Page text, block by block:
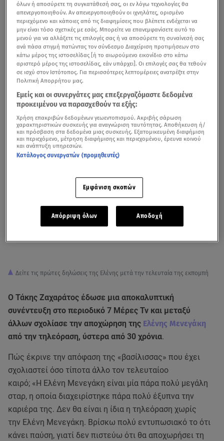
Δείτε τις πρώτες δηλώσεις της Ελένης μετά την τελευταία της εκπομπή
Ο Τάκης Ζαχαράτος έδωσε μια αποκαλυπτική
συνέντευξη στο περιοδικό 7 Μέρες Tv και μεταξύ
άλλων σχολίασε την αποχώρηση της Ελένης Μενεγάκη
από την τηλεόραση, ύστερα από 30 χρόνια.
Πώς έκρινε την απόφαση της «βασίλισσας» που έχει
σχολιαστεί όσο τίποτα άλλο τον τελευταίοο
καιρό; «Η Ελένη Μενεγάκη είναι μία πάρα πολύ μεγάλη
σταρ, η οποία διαχειρίστηκε πάρα πολύ έξυπνα την
καριέρα της. Δεν θα είναι η ίδια η τηλεόραση χωρίς
την Ελένη Μενεγάκη. Βρίσκω πολύ εντυπωσιακό το ότι
κάνει παύση, γιατί δεν πιστεύω ότι θα αποχωρήσει τη
όλων ή αποσύρετε τη συγκατάθεσή σας, οι εν λόγω τεχνολογίες θα
απενεργοποιηθούν. Αν απενεργοποιηθούν οι ιχνηλάτες, ορισμένο
περιεχόμενο και κάποιες από τις διαφημίσεις που βλέπετε ενδέχεται να
μην είναι τόσο σχετικές με εσάς. Μπορείτε να επανεμφανίσετε αυτό το
μενού για να αλλάξετε τις επιλογές σας ή να αποσύρετε τη συναίνεσή σας
ανά πάσα στιγμή πατώντας τον σύνδεσμο Διαχείριση προτιμήσεων στο
κάτω μέρος της ιστοσελίδας [ή το αιωρούμενο εικονίδιο στο κάτω
αριστερό μέρος της ιστοσελίδας, εάν υπάρχει]. Οι επιλογές σας θα τεθούν
σε ισχύ στον Ιστότοπος. Για περισσότερες λεπτομέρειες ανατρέξτε στην
Πολιτική Απορρήτου μας.
Εμείς και οι συνεργάτες μας επεξεργαζόμαστε δεδομένα
προκειμένου να παρασχεθούν τα εξής:
Χρήση επακριβών δεδομένων γεωεντοπισμού. Ακριβής σάρωση
χαρακτηριστικών συσκευής για αναγνώριση ταυτότητας. Αποθήκευση ή/
και πρόσβαση στα δεδομένα μιας συσκευής. Εξατομικευμένη διαφήμιση
και περιεχόμενο, μέτρηση διαφήμισης και περιεχομένου, έρευνα κοινού
και ανάπτυξη υπηρεσιών.
Κατάλογος συνεργατών (προμηθευτές)
Εμφάνιση σκοπών
Απόρριψη όλων Αποδοχή